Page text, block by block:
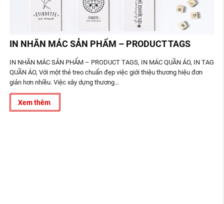
IN NHÃN MÁC SẢN PHẨM – PRODUCT TAGS
IN NHÃN MÁC SẢN PHẨM – PRODUCT TAGS, IN MÁC QUẦN ÁO, IN TAG
QUẦN ÁO, Với một thẻ treo chuẩn đẹp việc giới thiệu thương hiệu đơn
giản hơn nhiều. Việc xây dựng thương...
Xem thêm